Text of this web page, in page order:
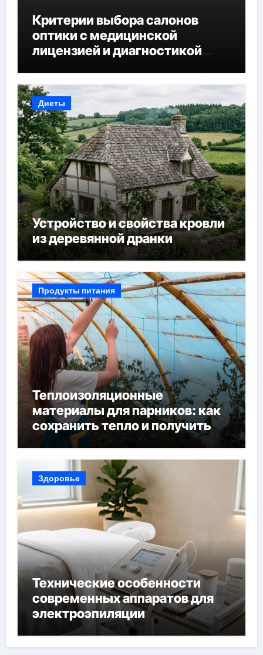
Критерии выбора салонов
оптики с медицинской
лицензией и диагностикой
Диеты
Устройство и свойства кровли
из деревянной дранки
Продукты питания
Теплоизоляционные
материалы для парников: как
сохранить тепло и получить
богатый урожай
Здоровье
Технические особенности
современных аппаратов для
электроэпиляции